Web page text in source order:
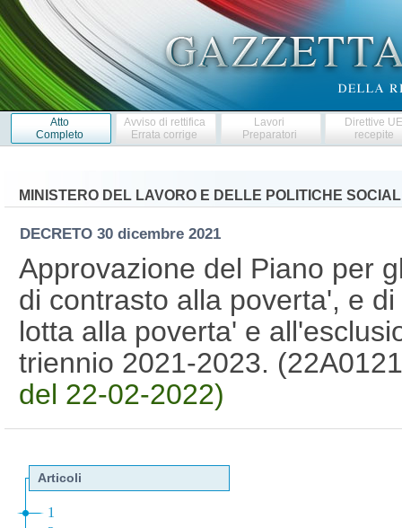
Atto
Completo
Avviso di rettifica
Errata corrige
Lavori
Preparatori
Direttive
recepite
MINISTERO DEL LAVORO E DELLE POLITICHE
DECRETO 30 dicembre 2021
Approvazione del Piano per
di contrasto alla poverta', e
lotta alla poverta' e
triennio 2021-2023.
del 22-02-2022)